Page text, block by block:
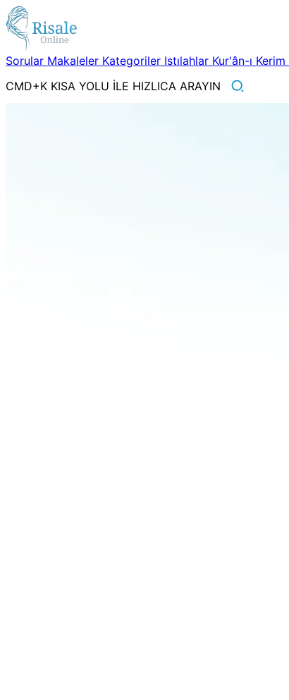
Sorular Makaleler Kategoriler Istılahlar Kur'ân-ı Kerim
CMD+K KISA YOLU İLE HIZLICA ARAYIN